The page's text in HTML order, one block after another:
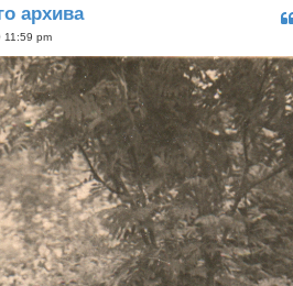
архива
11:59 pm